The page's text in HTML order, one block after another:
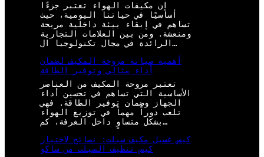
إن مكيفات الهواء تعتبر جزءًا
أساسيًا في حياتنا اليومية، حيث
تساهم في إبقاء بيئة داخلية مريحة
ومنعشة. ومن بين العلامات التجارية
الرائدة في مجال تكنولوجيا ال…
أهمية صيانة مروحة المكيف لضمان
أداء مثالي وتوفير الطاقة
تعتبر مروحة المكيف من العناصر
الأساسية التي تساهم في تحسين أداء
الجهاز وضمان توفير الطاقة. فهي
تلعب دوراً مهماً في توزيع الهواء
بشكل متساوٍ داخل الغرفة، كم…
كيس غسيل مكيف سبلت: نصائح لاختيار
كيس تنظيف السبلت من ساكو